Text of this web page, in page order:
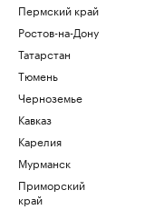
Пермский край
Ростов-на-Дону
Татарстан
Тюмень
Черноземье
Кавказ
Карелия
Мурманск
Приморский
край